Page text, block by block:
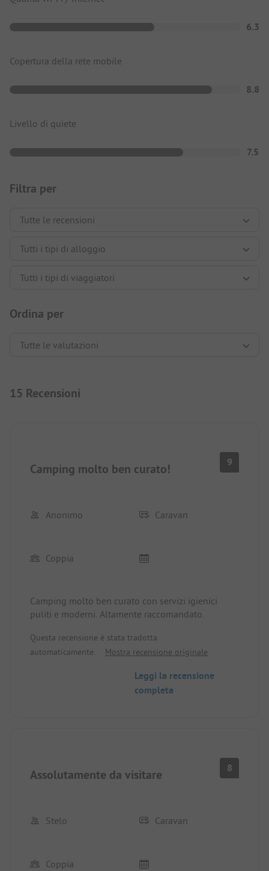
6.3
Copertura della rete mobile
8.8
Livello di quiete
7.5
Filtra per
Ordina per
15 Recensioni
Camping molto ben curato! 9
Anonimo Caravan
Coppia
Camping molto ben curato con servizi igienici
puliti e moderni. Altamente raccomandato.
Questa recensione è stata tradotta
automaticamente.
Mostra recensione originale
Leggi la recensione
completa
Assolutamente da visitare 8
Stelo Caravan
Coppia